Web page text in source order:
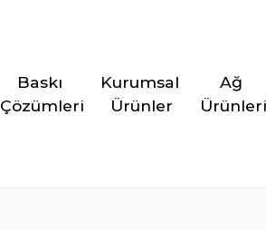
Baskı
Çözümleri
Kurumsal
Ürünler
Ağ
Ürünleri